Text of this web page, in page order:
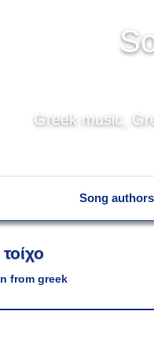
Greek music,
Song
from greek